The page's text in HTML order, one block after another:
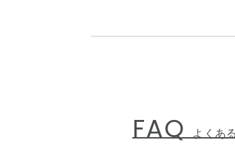
FAQ よくあ